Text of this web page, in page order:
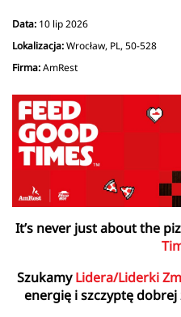
Data: 10 lip 2026
Lokalizacja:Wrocław, PL, 50-528
Firma:AmRest
It’s never just about the
SzukamyLidera/Liderki
energię i szczyptę